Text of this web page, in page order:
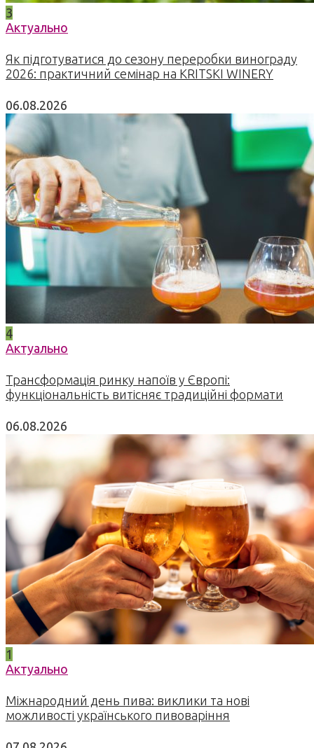
3
Актуально
Як підготуватися до сезону переробки винограду
2026: практичний семінар на KRITSKI WINERY
06.08.2026
4
Актуально
Трансформація ринку напоїв у Європі:
функціональність витісняє традиційні формати
06.08.2026
1
Актуально
Міжнародний день пива: виклики та нові
можливості українського пивоваріння